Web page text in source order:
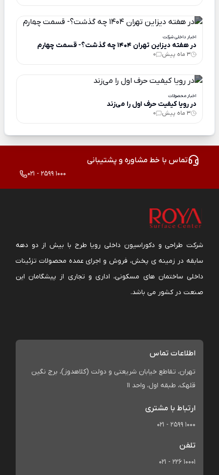
اخبار داخلی شرکت
در هفته دیزاین تهران 1404 چه گذشت؟- قسمت چهارم
3 ماه پیش 0
اخبار محصولات
در رویا کیفیت حرف اول را می‌زند
3 ماه پیش 0
تماس با خط مشاوره و پشتیبانی
021 - 2599 1000
شرکت طراحی و دکوراسیون داخلی رویا طرح با بیش از دو دهه
سابقه در زمینه ی پخش، فروش و اجرای عمده محصولات تزئینات
داخلی ساختمان های مسکونی، اداری و تجاری از پیشگامان این
صنعت در کشور می باشد.
اطلاعات تماس
تهران، تقاطع خیابان شریعتی و دولت (کلاهدوز)، برج نگین
قلهک، طبقه اول، واحد 11
ارتباط با مشتری
021 - 2599 1000
تلفن
021 - 226 10001